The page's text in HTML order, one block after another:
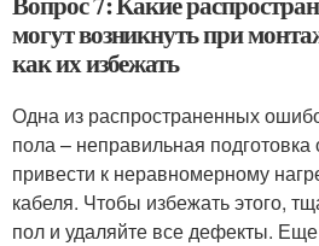
могут возникнуть при
как их избежать
Одна из распространенных
пола – неправильная
привести к неравномерному
кабеля. Чтобы избежать этого,
пол и удаляйте все дефекты.